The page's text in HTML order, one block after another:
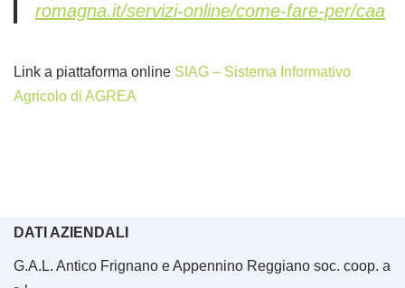
romagna.it/servizi-online/come-fare-per/caa
Link a piattaforma online SIAG – Sistema Informativo
Agricolo di AGREA
DATI AZIENDALI
G.A.L. Antico Frignano e Appennino Reggiano soc. coop. a